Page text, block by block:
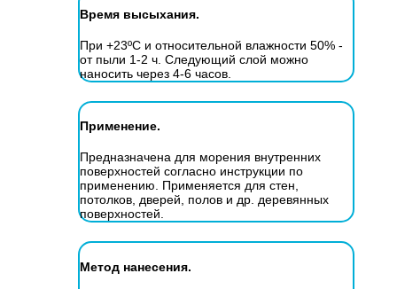
Время высыхания.
При +23ºС и относительной влажности 50% -
от пыли 1-2 ч. Следующий слой можно
наносить через 4-6 часов.
Применение.
Предназначена для морения внутренних
поверхностей согласно инструкции по
применению. Применяется для стен,
потолков, дверей, полов и др. деревянных
поверхностей.
Метод нанесения.